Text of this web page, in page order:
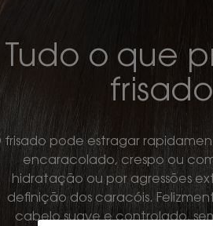
Tudo o que
frisado pode estragar
encaracolado, crespo ou
hidratação ou por agressões
definição dos caracóis.
cabelo suave e controlado,